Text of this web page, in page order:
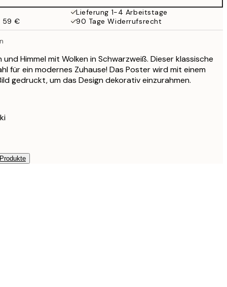
Lieferung 1-4 Arbeitstage
59 €
90 Tage Widerrufsrecht
Himmel mit Wolken in Schwarzweiß. Dieser klassische
für ein modernes Zuhause! Das Poster wird mit einem
gedruckt, um das Design dekorativ einzurahmen.